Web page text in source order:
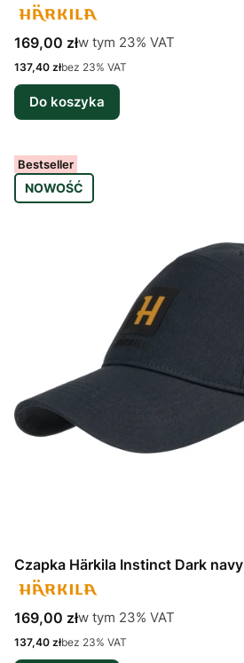
Cena brutto
169,00 złw tym %s VAT
w tym 23% VAT
Cena netto
137,40 złbez 23% VAT
Do koszyka
Bestseller
NOWOŚĆ
Czapka Härkila Instinct Dark navy
Cena brutto
169,00 złw tym %s VAT
w tym 23% VAT
Cena netto
137,40 złbez 23% VAT